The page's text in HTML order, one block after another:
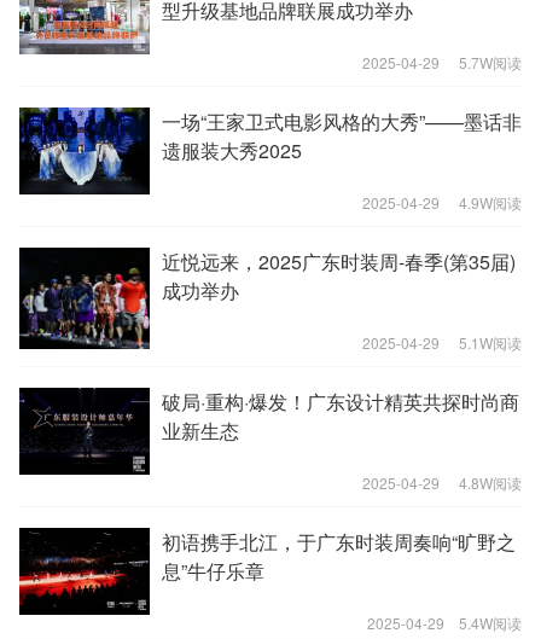
型升级基地品牌联展成功举办
2025-04-29 5.7W阅读
一场“王家卫式电影风格的大秀”——墨话非
遗服装大秀2025
2025-04-29 4.9W阅读
近悦远来，2025广东时装周-春季(第35届)
成功举办
2025-04-29 5.1W阅读
破局·重构·爆发！广东设计精英共探时尚商
业新生态
2025-04-29 4.8W阅读
初语携手北江，于广东时装周奏响“旷野之
息”牛仔乐章
2025-04-29 5.4W阅读